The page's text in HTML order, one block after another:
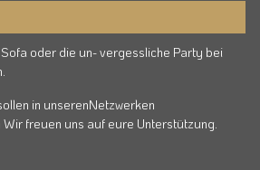
oder die un- vergessliche Party bei
in unserenNetzwerken
freuen uns auf eure Unterstützung.